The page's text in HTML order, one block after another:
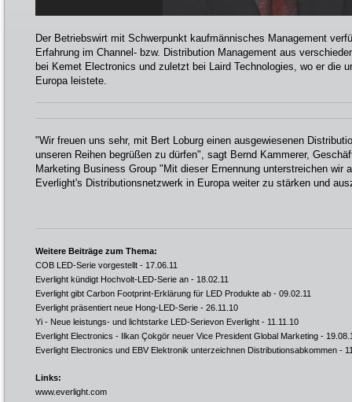
Der Betriebswirt mit Schwerpunkt kaufmännisches Management
Erfahrung im Channel- bzw. Distribution Management aus
bei Kemet Electronics und zuletzt bei Laird Technologies, wo er die
Europa leistete.
"Wir freuen uns sehr, mit Bert Loburg einen ausgewiesenen
unseren Reihen begrüßen zu dürfen", sagt Bernd Kammerer,
Marketing Business Group "Mit dieser Ernennung unterstreichen wir
Everlight's Distributionsnetzwerk in Europa weiter zu stärken und
Weitere Beiträge zum Thema:
COB LED-Serie vorgestellt - 17.06.11
Everlight kündigt Hochvolt-LED-Serie an - 18.02.11
Everlight gibt Carbon Footprint-Erklärung für LED Produkte ab - 09.02.11
Everlight präsentiert neue Hong-LED-Serie - 26.11.10
Yi - Neue leistungs- und lichtstarke LED-Serievon Everlight - 11.11.10
Everlight Electronics - Ilkan Çokgör neuer Vice President Global Marketing -
Everlight Electronics und EBV Elektronik unterzeichnen Distributionsabkommen -
Links:
www.everlight.com